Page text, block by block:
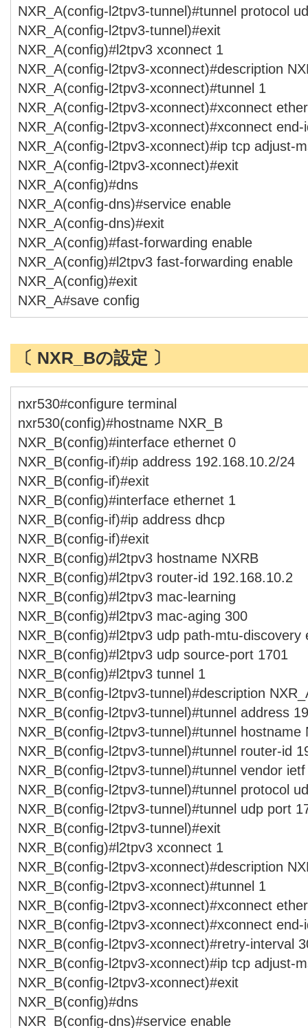
NXR_A(config-l2tpv3-tunnel)#tunnel protocol
NXR_A(config-l2tpv3-tunnel)#exit
NXR_A(config)#l2tpv3 xconnect 1
NXR_A(config-l2tpv3-xconnect)#description
NXR_A(config-l2tpv3-xconnect)#tunnel 1
NXR_A(config-l2tpv3-xconnect)#xconnect
NXR_A(config-l2tpv3-xconnect)#xconnect end-
NXR_A(config-l2tpv3-xconnect)#ip tcp adjust-
NXR_A(config-l2tpv3-xconnect)#exit
NXR_A(config)#dns
NXR_A(config-dns)#service enable
NXR_A(config-dns)#exit
NXR_A(config)#fast-forwarding enable
NXR_A(config)#l2tpv3 fast-forwarding enable
NXR_A(config)#exit
NXR_A#save config
〔 NXR_Bの設定 〕
nxr530#configure terminal
nxr530(config)#hostname NXR_B
NXR_B(config)#interface ethernet 0
NXR_B(config-if)#ip address 192.168.10.2/24
NXR_B(config-if)#exit
NXR_B(config)#interface ethernet 1
NXR_B(config-if)#ip address dhcp
NXR_B(config-if)#exit
NXR_B(config)#l2tpv3 hostname NXRB
NXR_B(config)#l2tpv3 router-id 192.168.10.2
NXR_B(config)#l2tpv3 mac-learning
NXR_B(config)#l2tpv3 mac-aging 300
NXR_B(config)#l2tpv3 udp path-mtu-discovery
NXR_B(config)#l2tpv3 udp source-port 1701
NXR_B(config)#l2tpv3 tunnel 1
NXR_B(config-l2tpv3-tunnel)#description
NXR_B(config-l2tpv3-tunnel)#tunnel address
NXR_B(config-l2tpv3-tunnel)#tunnel hostname
NXR_B(config-l2tpv3-tunnel)#tunnel router-id
NXR_B(config-l2tpv3-tunnel)#tunnel vendor ietf
NXR_B(config-l2tpv3-tunnel)#tunnel protocol
NXR_B(config-l2tpv3-tunnel)#tunnel udp port
NXR_B(config-l2tpv3-tunnel)#exit
NXR_B(config)#l2tpv3 xconnect 1
NXR_B(config-l2tpv3-xconnect)#description
NXR_B(config-l2tpv3-xconnect)#tunnel 1
NXR_B(config-l2tpv3-xconnect)#xconnect
NXR_B(config-l2tpv3-xconnect)#xconnect end-
NXR_B(config-l2tpv3-xconnect)#retry-interval
NXR_B(config-l2tpv3-xconnect)#ip tcp adjust-
NXR_B(config-l2tpv3-xconnect)#exit
NXR_B(config)#dns
NXR_B(config-dns)#service enable